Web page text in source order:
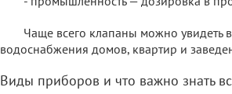
Чаще всего клапаны можно увидеть
водоснабжения домов, квартир и
Виды приборов и что важно знать